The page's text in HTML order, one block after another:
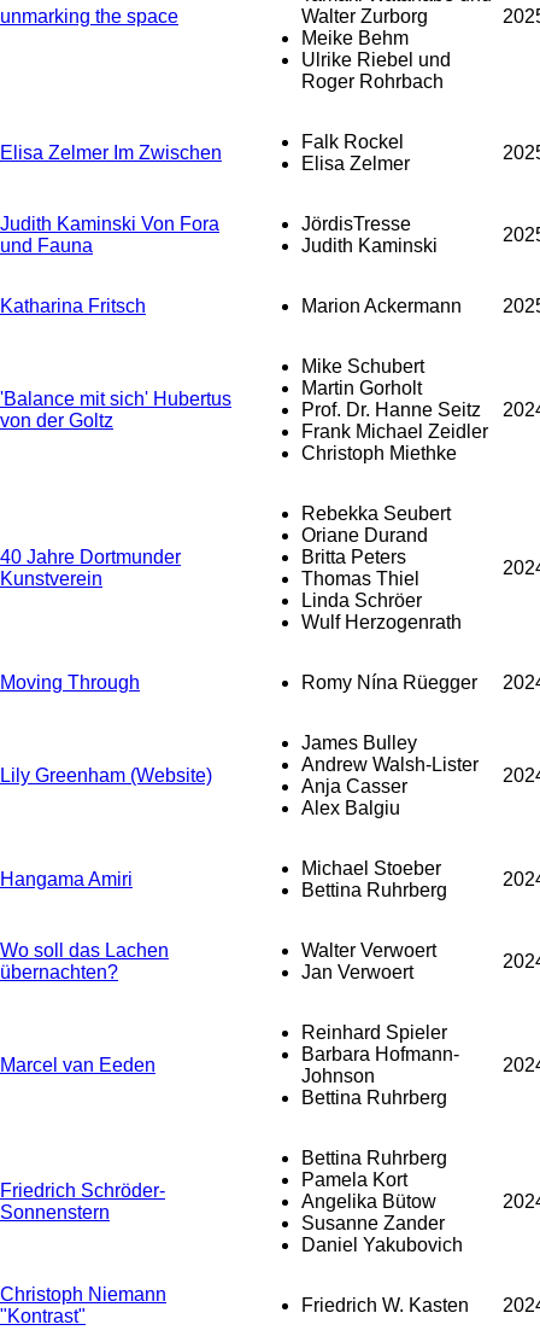
unmarking the space
Walter Zurborg
Meike Behm
Ulrike Riebel und
Roger Rohrbach
Elisa Zelmer Im Zwischen
Falk Rockel
Elisa Zelmer
Judith Kaminski Von Fora
und Fauna
JördisTresse
Judith Kaminski
Katharina Fritsch Marion Ackermann
'Balance mit sich' Hubertus
von der Goltz
Mike Schubert
Martin Gorholt
Prof. Dr. Hanne Seitz
Frank Michael Zeidler
Christoph Miethke
40 Jahre Dortmunder
Kunstverein
Rebekka Seubert
Oriane Durand
Britta Peters
Thomas Thiel
Linda Schröer
Wulf Herzogenrath
Moving Through Romy Nína Rüegger
Lily Greenham (Website)
James Bulley
Andrew Walsh-Lister
Anja Casser
Alex Balgiu
Hangama Amiri
Michael Stoeber
Bettina Ruhrberg
Wo soll das Lachen
übernachten?
Walter Verwoert
Jan Verwoert
Marcel van Eeden
Reinhard Spieler
Barbara Hofmann-
Johnson
Bettina Ruhrberg
Friedrich Schröder-
Sonnenstern
Bettina Ruhrberg
Pamela Kort
Angelika Bütow
Susanne Zander
Daniel Yakubovich
Christoph Niemann
"Kontrast"
Friedrich W. Kasten